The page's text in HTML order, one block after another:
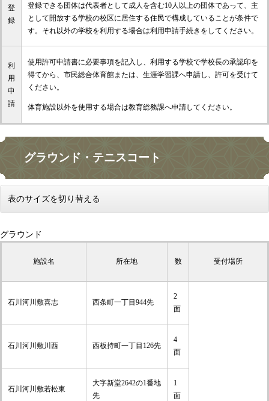
登
録
登録できる団体は代表者として成人を含む10人以上の団体であって、主
として開放する学校の校区に居住する住民で構成していることが条件で
す。それ以外の学校を利用する場合は利用申請手続きをしてください。
利
用
申
請
使用許可申請書に必要事項を記入し、利用する学校で学校長の承認印を
得てから、市民総合体育館または、生涯学習課へ申請し、許可を受けて
ください。
体育施設以外を使用する場合は教育総務課へ申請してください。
グラウンド・テニスコート
表のサイズを切り替える
グラウンド
施設名 所在地 数 受付場所
石川河川敷喜志 西条町一丁目944先
2
面
石川河川敷川西 西板持町一丁目126先
4
面
石川河川敷若松東
大字新堂2642の1番地
先
1
面